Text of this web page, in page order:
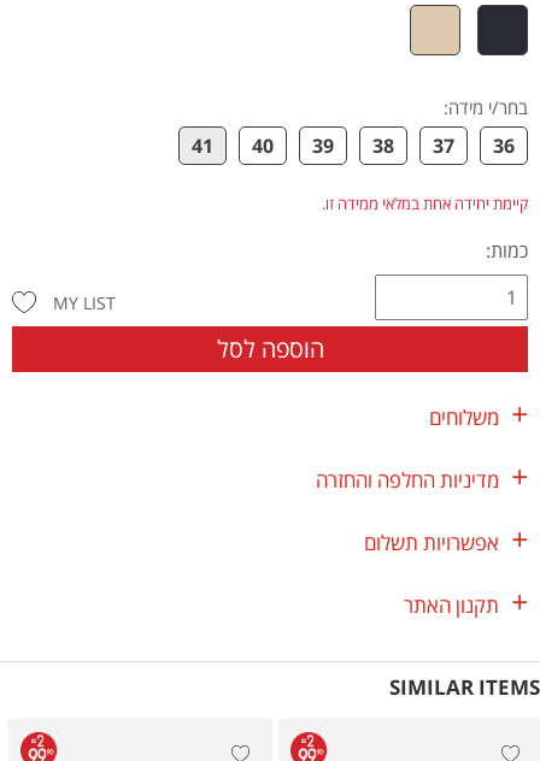
בחר/י מידה:
36
37
38
39
40
41
קיימת יחידה אחת במלאי ממידה זו.
כמות:
הוספה לסל
MY LIST
משלוחים
מדיניות החלפה והחזרה
אפשרויות תשלום
תקנון האתר
SIMILAR ITEMS